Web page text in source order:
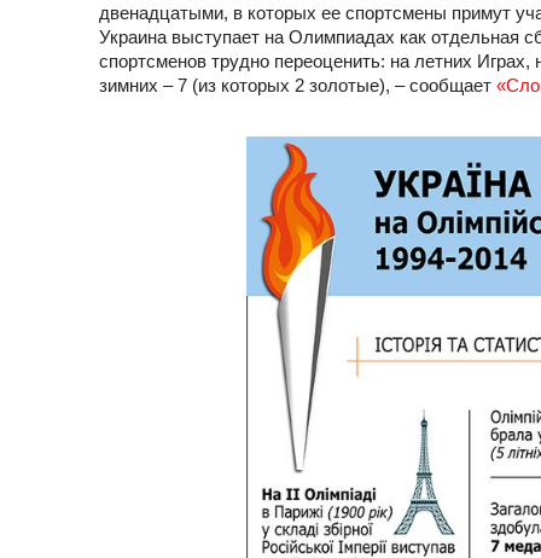
двенадцатыми, в которых ее спортсмены примут
Украина выступает на Олимпиадах как отдельная
спортсменов трудно переоценить: на летних Играх,
зимних – 7 (из которых 2 золотые), – сообщает